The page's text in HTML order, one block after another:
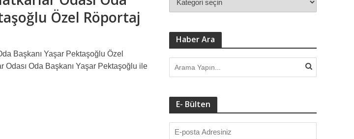
Özel Röportaj
Başkanı Yaşar Pektaşoğlu Özel
Oda Başkanı Yaşar Pektaşoğlu ile
Haber Ara
E- Bülten